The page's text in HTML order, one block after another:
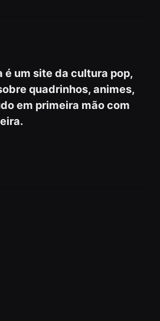
é um site da cultura pop,
quadrinhos, animes,
em primeira mão com